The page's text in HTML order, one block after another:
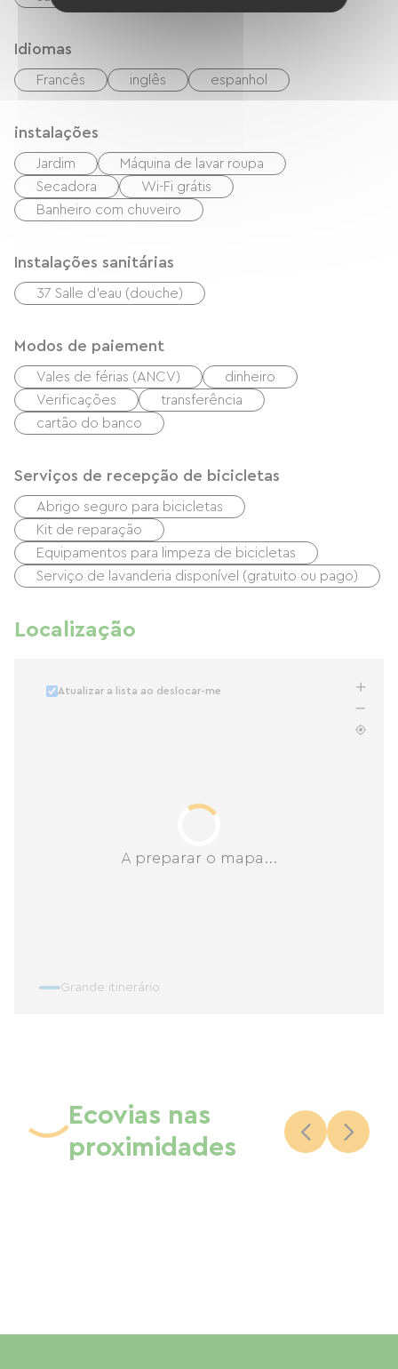
Idiomas
Francês inglês espanhol
instalações
Jardim
Máquina de lavar roupa
Secadora
Wi-Fi grátis
Banheiro com chuveiro
Instalações sanitárias
37 Salle d'eau (douche)
Modos de paiement
Vales de férias (ANCV)
dinheiro
Verificações
transferência
cartão do banco
Serviços de recepção de bicicletas
Abrigo seguro para bicicletas
Kit de reparação
Equipamentos para limpeza de bicicletas
Serviço de lavanderia disponível (gratuito ou pago)
Localização
A preparar o mapa...
Atualizar a lista ao deslocar-me
Grande itinerário
Ecovias nas
proximidades